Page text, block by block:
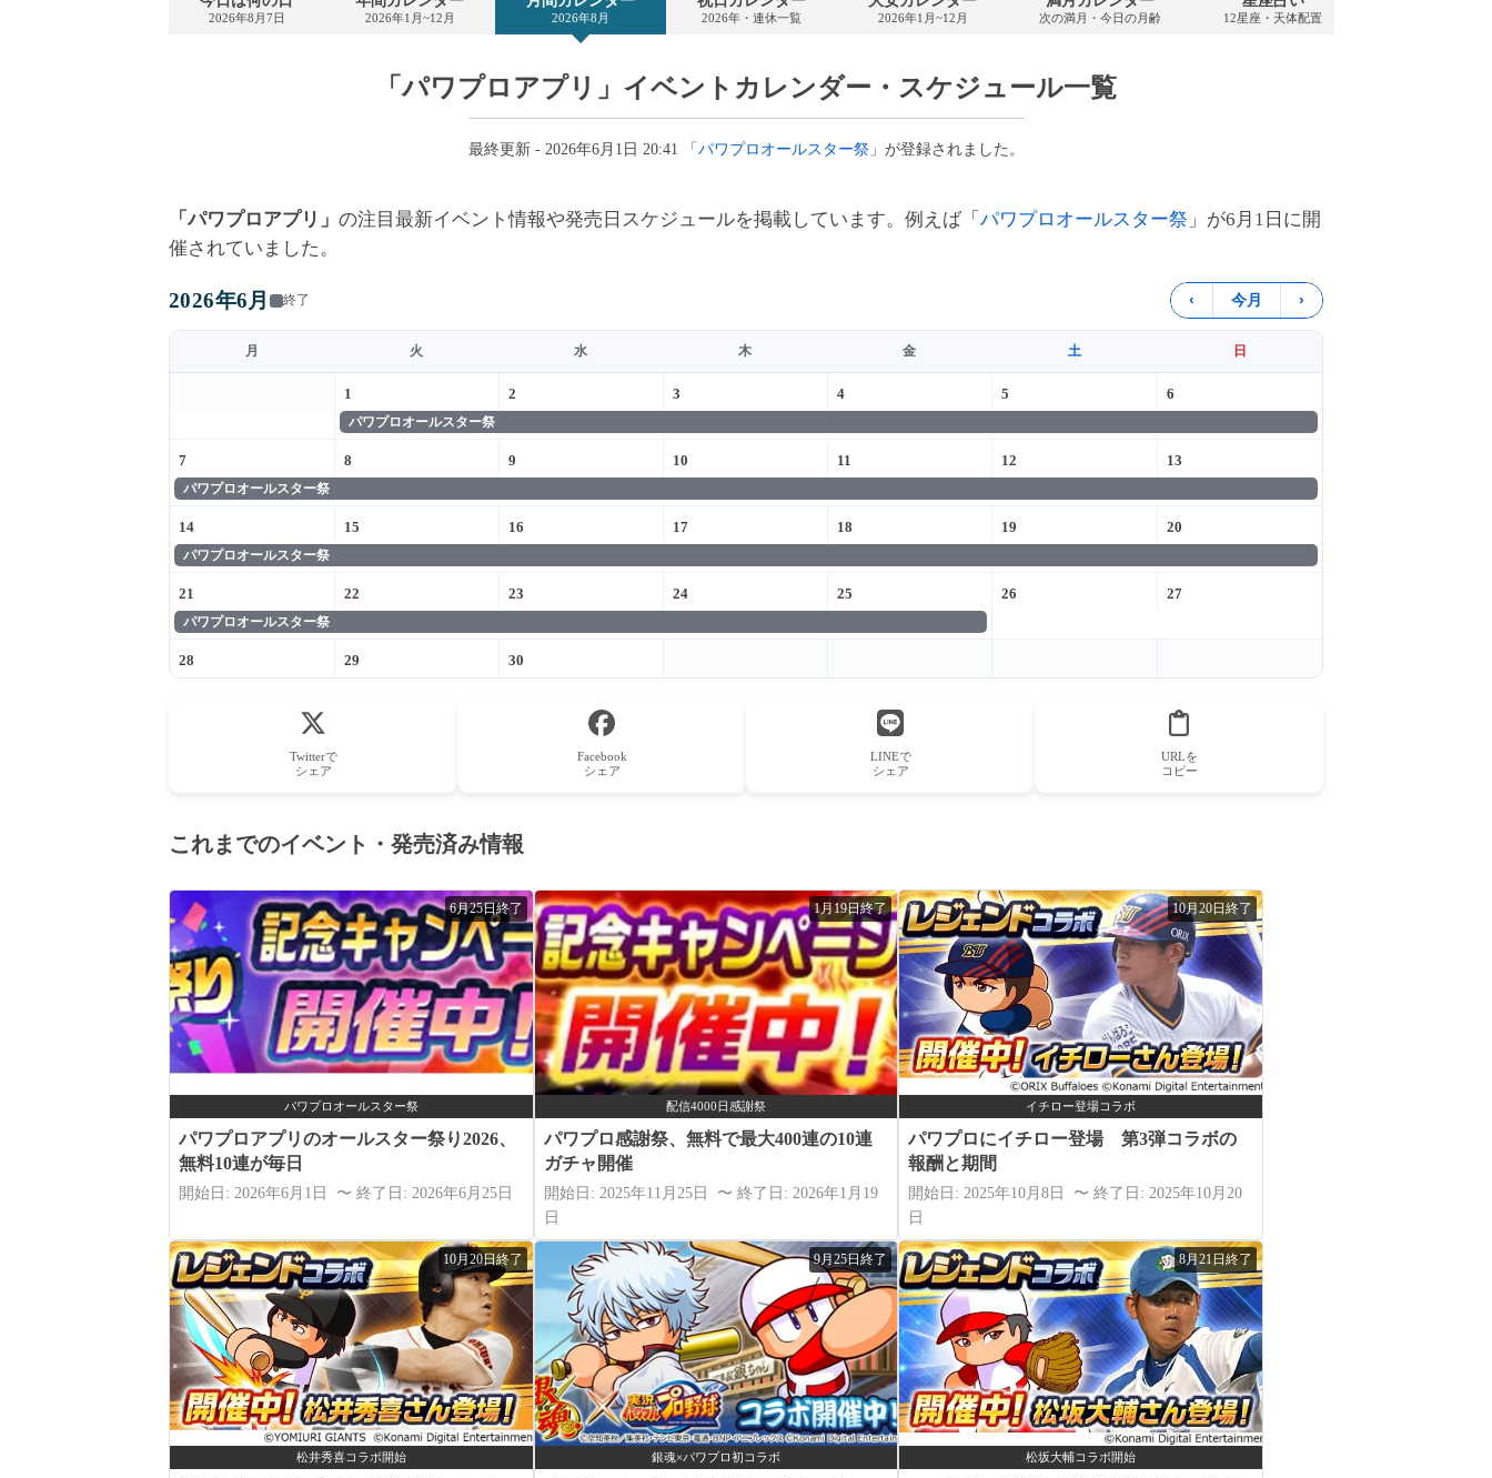
レ
ン
ー
2026年8月7日 2026年1月~12月 2026年8月 2026年・連休一覧 2026年1月~12月 次の満月・今日の月齢 12星座・天体配置
「パワプロアプリ」イベントカレンダー・スケジュール一覧
最終更新 - 2026年6月1日 20:41 「パワプロオールスター祭」が登録されました。
「パワプロアプリ」 の注目最新イベント情報や発売日スケジュールを掲載しています。例えば「 パワプロオールスター祭 」が6月1日に開
催されていました。
2026年6月 終了 ‹ 今月 ›
月 火 水 木 金 土 日
1 2 3 4 5 6
パワプロオールスター祭
7 8 9 10 11 12 13
パワプロオールスター祭
14 15 16 17 18 19 20
パワプロオールスター祭
21 22 23 24 25 26 27
パワプロオールスター祭
28 29 30
Twitterで
シェア
Facebook
シェア
LINEで
シェア
URLを
コピー
これまでのイベント・発売済み情報
6月25日終了
パワプロオールスター祭
パワプロアプリのオールスター祭り2026、
無料10連が毎日
開始日: 2026年6月1日 〜 終了日: 2026年6月25日
1月19日終了
配信4000日感謝祭
パワプロ感謝祭、無料で最大400連の10連
ガチャ開催
開始日: 2025年11月25日 〜 終了日: 2026年1月19
日
10月20日終了
イチロー登場コラボ
パワプロにイチロー登場 第3弾コラボの
報酬と期間
開始日: 2025年10月8日 〜 終了日: 2025年10月20
日
10月20日終了
松井秀喜コラボ開始
9月25日終了
銀魂×パワプロ初コラボ
8月21日終了
松坂大輔コラボ開始